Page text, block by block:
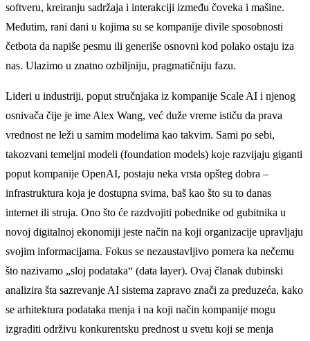
softveru, kreiranju sadržaja i interakciji između čoveka i mašine.
Međutim, rani dani u kojima su se kompanije divile sposobnosti
četbota da napiše pesmu ili generiše osnovni kod polako ostaju iza
nas. Ulazimo u znatno ozbiljniju, pragmatičniju fazu.
Lideri u industriji, poput stručnjaka iz kompanije Scale AI i njenog
osnivača čije je ime Alex Wang, već duže vreme ističu da prava
vrednost ne leži u samim modelima kao takvim. Sami po sebi,
takozvani temeljni modeli (foundation models) koje razvijaju giganti
poput kompanije OpenAI, postaju neka vrsta opšteg dobra –
infrastruktura koja je dostupna svima, baš kao što su to danas
internet ili struja. Ono što će razdvojiti pobednike od gubitnika u
novoj digitalnoj ekonomiji jeste način na koji organizacije upravljaju
svojim informacijama. Fokus se nezaustavljivo pomera ka nečemu
što nazivamo „sloj podataka“ (data layer). Ovaj članak dubinski
analizira šta sazrevanje AI sistema zapravo znači za preduzeća, kako
se arhitektura podataka menja i na koji način kompanije mogu
izgraditi održivu konkurentsku prednost u svetu koji se menja